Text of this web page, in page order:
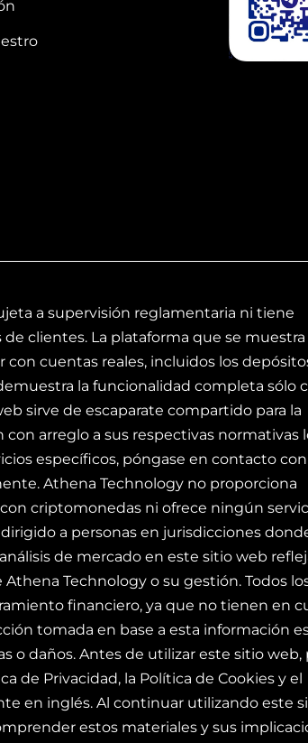
a supervisión reglamentaria ni tiene
clientes. La plataforma que se muestra
cuentas reales, incluidos los
la funcionalidad completa sólo
sirve de escaparate compartido para la
arreglo a sus respectivas normativas
específicos, póngase en contacto con
Athena Technology no proporciona
criptomonedas ni ofrece ningún
a personas en jurisdicciones
de mercado en este sitio web
Technology o su gestión. Todos
financiero, ya que no tienen en
tomada en base a esta información
o daños. Antes de utilizar este sitio web,
de Privacidad, la Política de Cookies y el
en inglés. Al continuar utilizando este
estos materiales y sus